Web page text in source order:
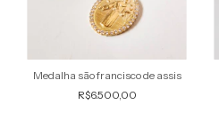
Medalha são francisco de assis
R$6.500,00